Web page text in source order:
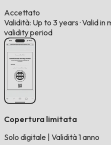
Accettato
Validità: Up to 3 years ·Valid in
validity period
Copertura limitata
Solo digitale Validità 1 anno